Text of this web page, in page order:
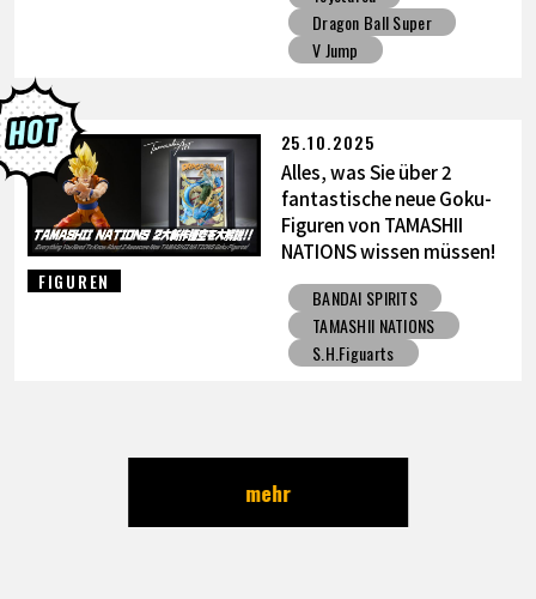
Dragon Ball Super
V Jump
FIGUREN
25.10.2025
Alles, was Sie über 2
fantastische neue Goku-
Figuren von TAMASHII
NATIONS wissen müssen!
BANDAI SPIRITS
TAMASHII NATIONS
S.H.Figuarts
mehr